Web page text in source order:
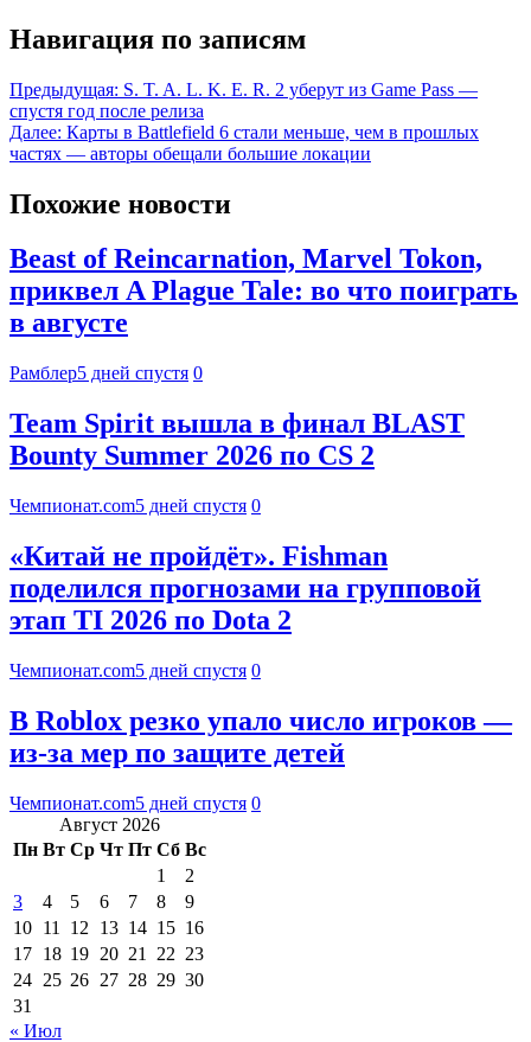
Навигация по записям
Предыдущая: S. T. A. L. K. E. R. 2 уберут из Game Pass —
спустя год после релиза
Далее: Карты в Battlefield 6 стали меньше, чем в прошлых
частях — авторы обещали большие локации
Похожие новости
Beast of Reincarnation, Marvel Tokon,
приквел A Plague Tale: во что поиграть
в августе
Рамблер5 дней спустя 0
Team Spirit вышла в финал BLAST
Bounty Summer 2026 по CS 2
Чемпионат.com5 дней спустя 0
«Китай не пройдёт». Fishman
поделился прогнозами на групповой
этап TI 2026 по Dota 2
Чемпионат.com5 дней спустя 0
В Roblox резко упало число игроков —
из-за мер по защите детей
Чемпионат.com5 дней спустя 0
Август 2026
Пн Вт Ср Чт Пт Сб Вс
1
2
3
4 5 6 7 8
9
10 11 12 13 14 15 16
17 18 19 20 21 22 23
24 25 26 27 28 29 30
31
« Июл